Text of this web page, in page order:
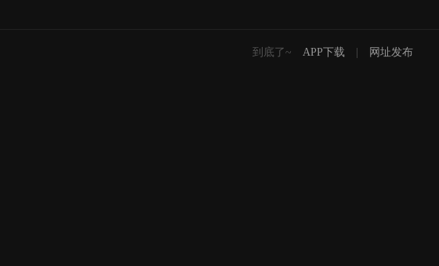
到底了~ APP下载 网址发布